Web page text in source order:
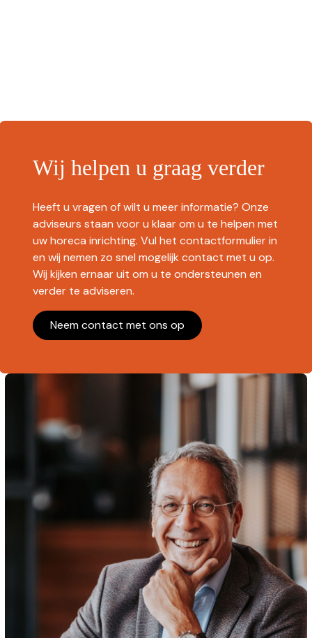
Wij helpen u graag verder
Heeft u vragen of wilt u meer informatie? Onze
adviseurs staan voor u klaar om u te helpen met
uw horeca inrichting. Vul het contactformulier in
en wij nemen zo snel mogelijk contact met u op.
Wij kijken ernaar uit om u te ondersteunen en
verder te adviseren.
Neem contact met ons op